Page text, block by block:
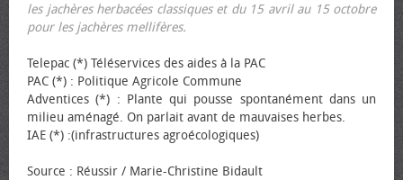
les jachères herbacées classiques et du 15 avril au 15 octobre
pour les jachères mellifères.
Telepac (*) Téléservices des aides à la PAC
PAC (*) : Politique Agricole Commune
Adventices (*) : Plante qui pousse spontanément dans un
milieu aménagé. On parlait avant de mauvaises herbes.
IAE (*) :(infrastructures agroécologiques)
Source : Réussir / Marie-Christine Bidault